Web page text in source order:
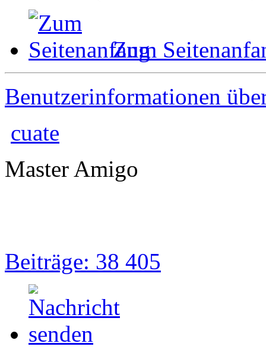
Zum
Benutzerinformationen
cuate
Master Amigo
Beiträge: 38 405